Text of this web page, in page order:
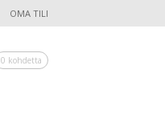
OMA TILI
0 kohdetta